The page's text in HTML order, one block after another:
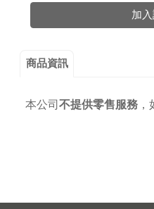
加
商品資訊
本公司 不提供零售服務，